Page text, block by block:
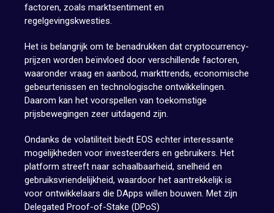
factoren, zoals marktsentiment en
regelgevingskwesties.
Het is belangrijk om te benadrukken dat cryptocurrency-
prijzen worden beïnvloed door verschillende factoren,
waaronder vraag en aanbod, markttrends, economische
gebeurtenissen en technologische ontwikkelingen.
Daarom kan het voorspellen van toekomstige
prijsbewegingen zeer uitdagend zijn.
Ondanks de volatiliteit biedt EOS echter interessante
mogelijkheden voor investeerders en gebruikers. Het
platform streeft naar schaalbaarheid, snelheid en
gebruiksvriendelijkheid, waardoor het aantrekkelijk is
voor ontwikkelaars die DApps willen bouwen. Met zijn
Delegated Proof-of-Stake (DPoS)